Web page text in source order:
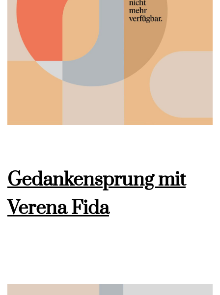
Gedankensprung mit
Verena Fida